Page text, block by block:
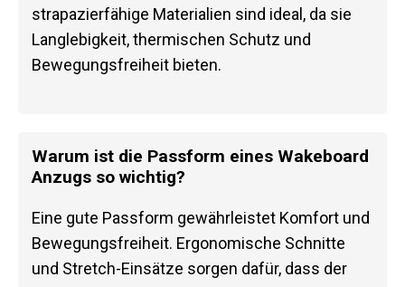
strapazierfähige Materialien sind ideal, da sie
Langlebigkeit, thermischen Schutz und
Bewegungsfreiheit bieten.
Warum ist die Passform eines Wakeboard
Anzugs so wichtig?
Eine gute Passform gewährleistet Komfort und
Bewegungsfreiheit. Ergonomische Schnitte
und Stretch-Einsätze sorgen dafür, dass der